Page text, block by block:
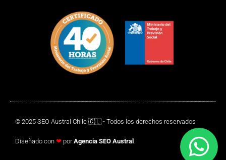
© 2025 SEO Austral Chile 🇨🇱 - Todos los derechos reservados
Diseñado con ❤ porAgencia SEO Austral